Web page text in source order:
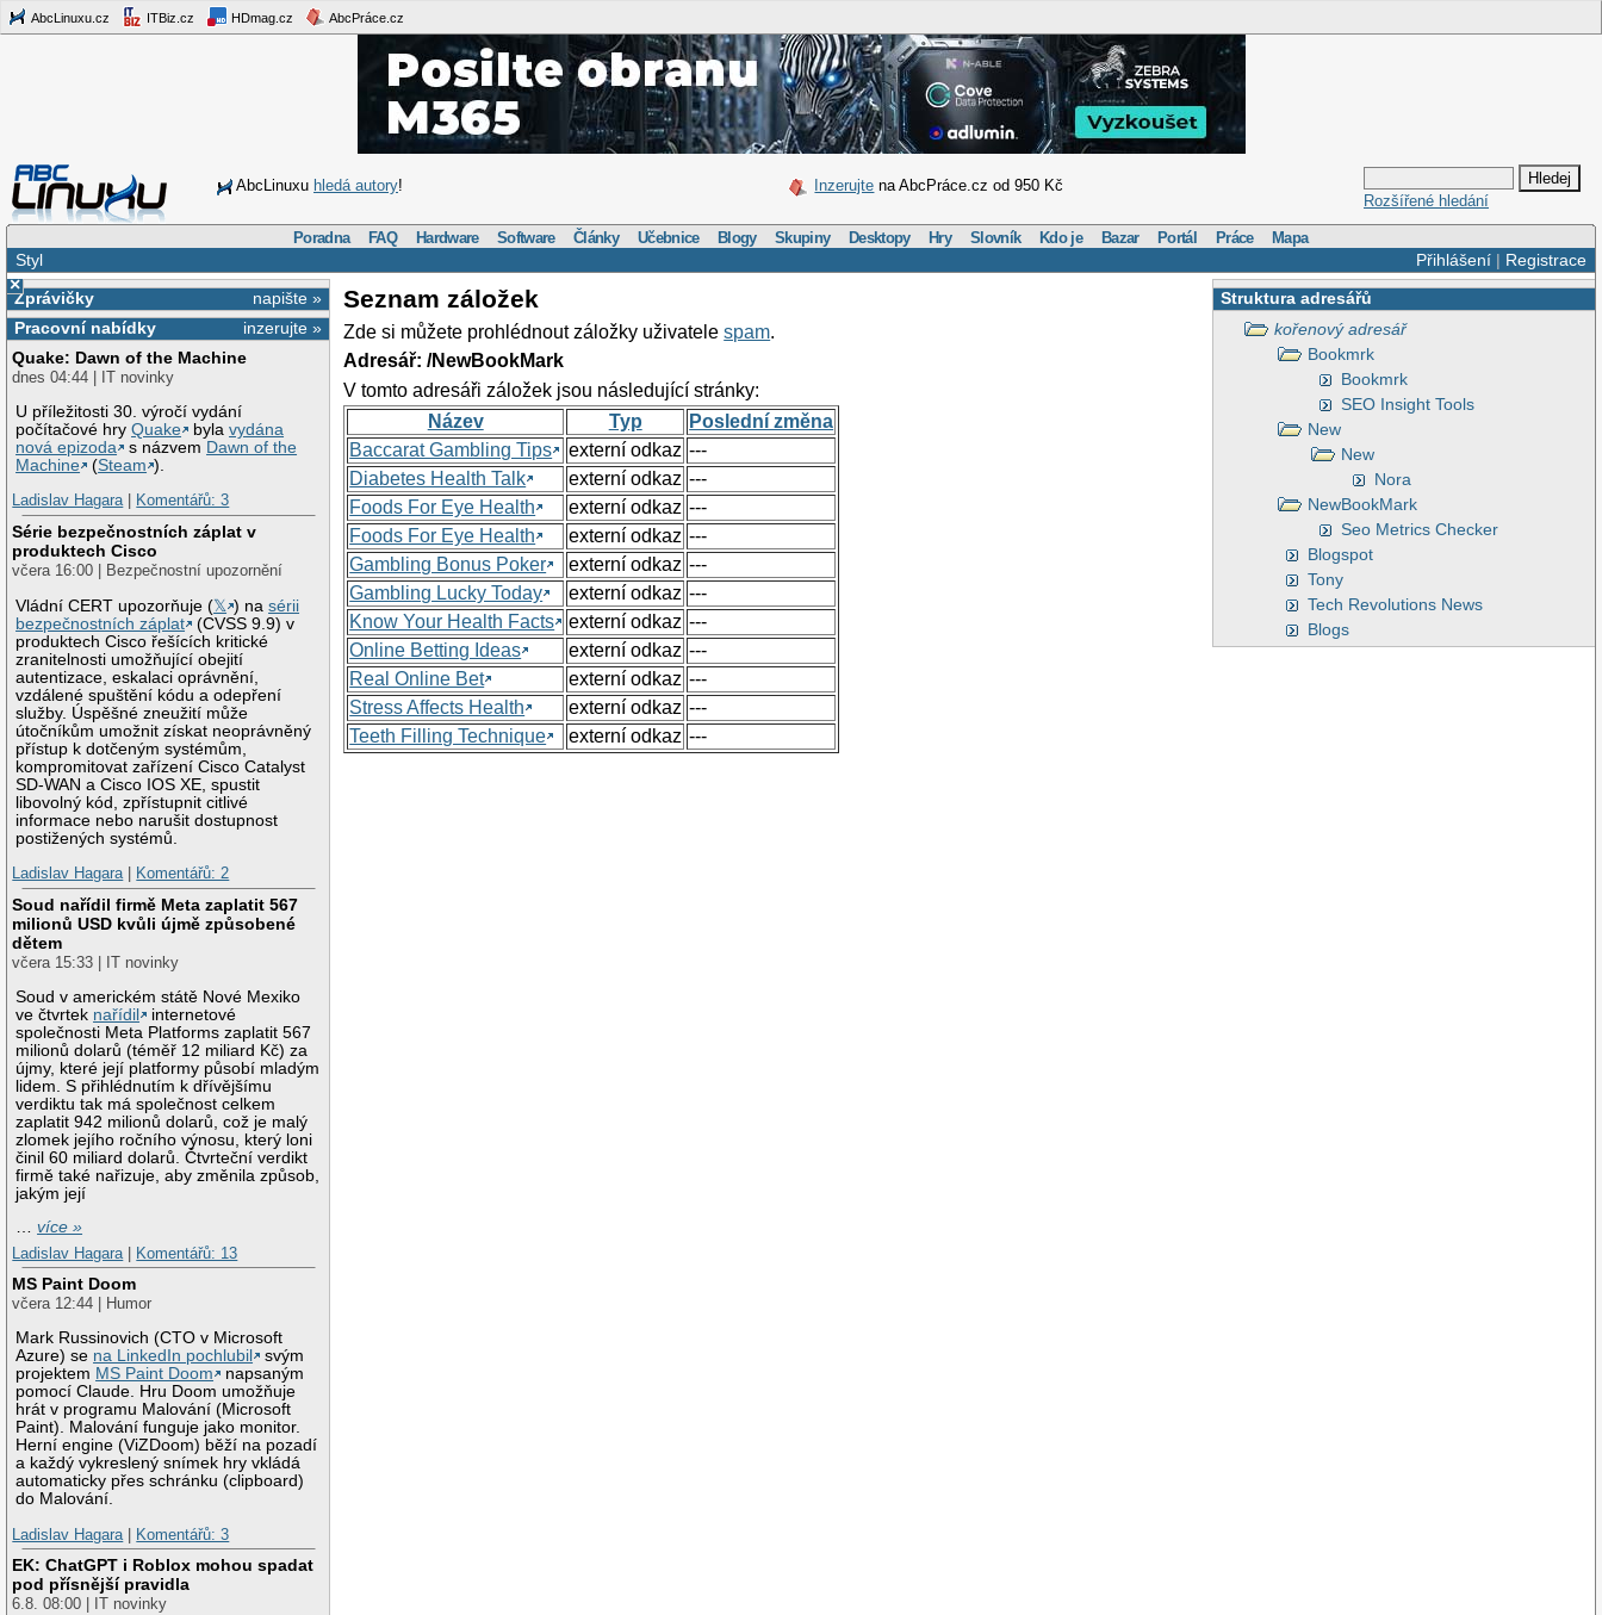
AbcLinuxu.cz ITBiz.cz HDmag.cz AbcPráce.cz
AbcLinuxu hledá autory! Inzerujte na AbcPráce.cz od 950 Kč
Rozšířené hledání
Poradna FAQ Hardware Software Články Učebnice Blogy Skupiny Desktopy Hry Slovník Kdo je Bazar Portál Práce Mapa
Přihlášení| Registrace
Styl
×
napište »
Zprávičky
inzerujte »
Pracovní nabídky
Quake: Dawn of the Machine
dnes 04:44 | IT novinky
U příležitosti 30. výročí vydání
počítačové hryQuake bylavydána
nová epizoda
s názvem Dawn of the
Machine
(Steam ).
Ladislav Hagara| Komentářů: 3
Série bezpečnostních záplat v
produktech Cisco
včera 16:00 | Bezpečnostní upozornění
Vládní CERT upozorňuje (𝕏 ) nasérii
bezpečnostních záplat
(CVSS 9.9) v
produktech Cisco řešících kritické
zranitelnosti umožňující obejití
autentizace, eskalaci oprávnění,
vzdálené spuštění kódu a odepření
služby. Úspěšné zneužití může
útočníkům umožnit získat neoprávněný
přístup k dotčeným systémům,
kompromitovat zařízení Cisco Catalyst
SD-WAN a Cisco IOS XE, spustit
libovolný kód, zpřístupnit citlivé
informace nebo narušit dostupnost
postižených systémů.
Ladislav Hagara| Komentářů: 2
Soud nařídil firmě Meta zaplatit 567
milionů USD kvůli újmě způsobené
dětem
včera 15:33 | IT novinky
Soud v americkém státě Nové Mexiko
ve čtvrtek nařídil
internetové
společnosti Meta Platforms zaplatit 567
milionů dolarů (téměř 12 miliard Kč) za
újmy, které její platformy působí mladým
lidem. S přihlédnutím k dřívějšímu
verdiktu tak má společnost celkem
zaplatit 942 milionů dolarů, což je malý
zlomek jejího ročního výnosu, který loni
činil 60 miliard dolarů. Čtvrteční verdikt
firmě také nařizuje, aby změnila způsob,
jakým její
…více »
Ladislav Hagara
Komentářů: 13
MS Paint Doom
včera 12:44 | Humor
Mark Russinovich (CTO v Microsoft
Azure) se na LinkedIn pochlubil
svým
projektem MS Paint Doom
napsaným
pomocí Claude. Hru Doom umožňuje
hrát v programu Malování (Microsoft
Paint). Malování funguje jako monitor.
Herní engine (ViZDoom) běží na pozadí
a každý vykreslený snímek hry vkládá
automaticky přes schránku (clipboard)
do Malování.
Ladislav Hagara
Komentářů: 3
EK: ChatGPT i Roblox mohou spadat
pod přísnější pravidla
6.8. 08:00 | IT novinky
Struktura adresářů
kořenový adresář
Bookmrk
Bookmrk
SEO Insight Tools
New
New
Nora
NewBookMark
Seo Metrics Checker
Blogspot
Tony
Tech Revolutions News
Blogs
Seznam záložek
Zde si můžete prohlédnout záložky uživatelespam.
Adresář: /NewBookMark
V tomto adresáři záložek jsou následující stránky:
Název
Typ
Poslední změna
Baccarat Gambling Tips
externí odkaz ---
Diabetes Health Talk
externí odkaz ---
Foods For Eye Health
externí odkaz ---
Foods For Eye Health
externí odkaz ---
Gambling Bonus Poker
externí odkaz ---
Gambling Lucky Today
externí odkaz ---
Know Your Health Facts
externí odkaz ---
Online Betting Ideas
externí odkaz ---
Real Online Bet
externí odkaz ---
Stress Affects Health
externí odkaz ---
Teeth Filling Technique
externí odkaz ---